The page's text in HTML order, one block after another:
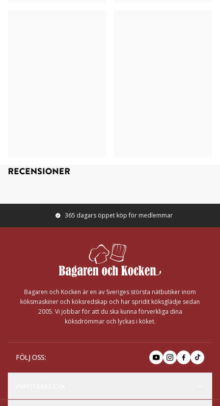
RECENSIONER
365 dagars öppet köp för medlemmar
Bagaren och Kocken är en av Sveriges största nätbutiker inom
köksmaskiner och köksredskap och har spridit köksglädje sedan
2005. Vi jobbar för att du ska kunna förverkliga dina
köksdrömmar och lyckas i köket.
FÖLJ OSS: